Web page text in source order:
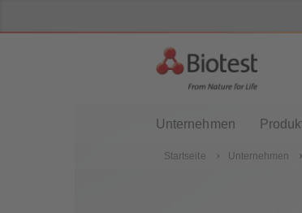
Unternehmen
Startseite Unternehmen